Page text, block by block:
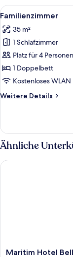
Alle
Fotos
für
Familienzimmer
anzeigen
4
Familienzimmer
35 m²
1 Schlafzimmer
Platz für 4 Personen
1 Doppelbett
Kostenloses WLAN
Weitere Details
Weitere
Ähnliche
Maritim
Maritim Hotel
Maritim Hotel